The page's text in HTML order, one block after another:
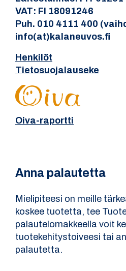
VAT: FI 18091246
Puh. 010 4111 400
info(at)kalaneuvos.fi
Henkilöt
Tietosuojalauseke
Oiva-raportti
Anna palautetta
Mielipiteesi on meille
koskee tuotetta, tee
palautelomakkeella voit
tuotekehitystoiveesi tai
palautetta.